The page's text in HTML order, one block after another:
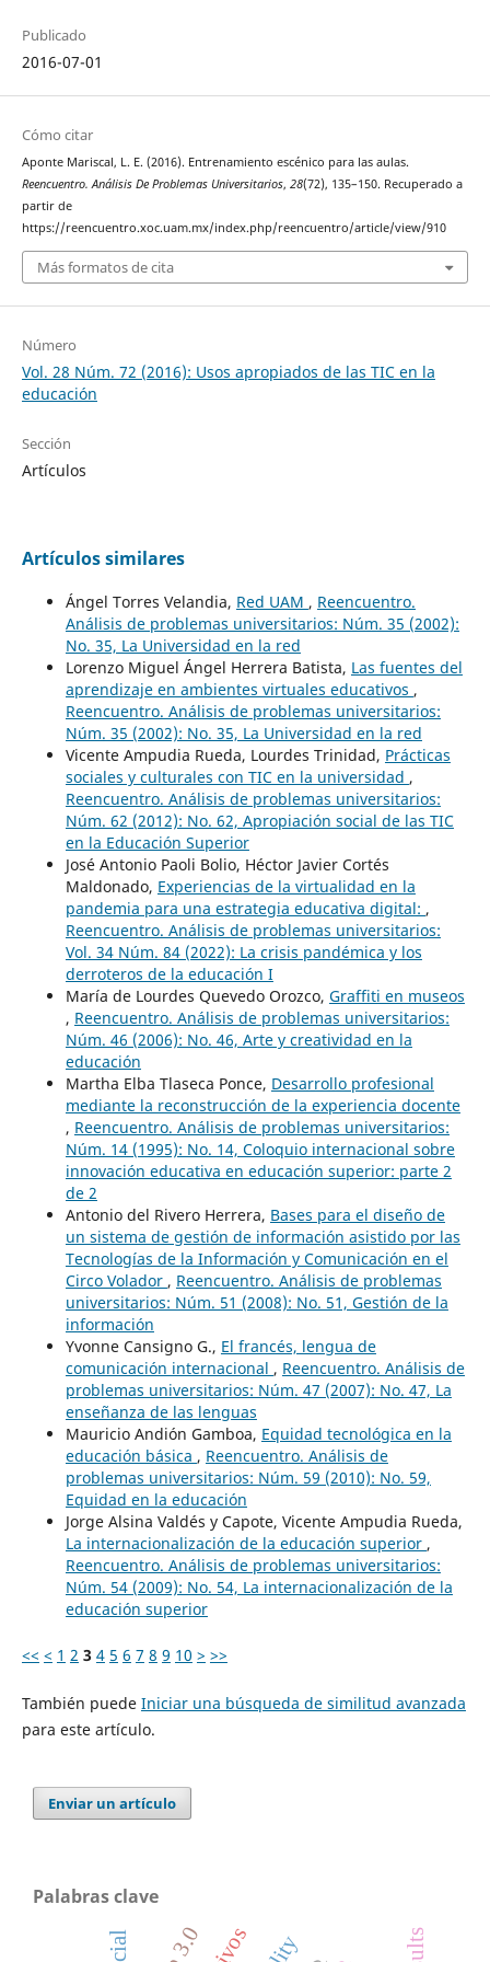
Publicado
2016-07-01
Cómo citar
Aponte Mariscal, L. E. (2016). Entrenamiento escénico para las aulas.
Reencuentro. Análisis De Problemas Universitarios, 28(72), 135–150. Recuperado a
partir de
https://reencuentro.xoc.uam.mx/index.php/reencuentro/article/view/910
Más formatos de cita
Número
Vol. 28 Núm. 72 (2016): Usos apropiados de las TIC en la
educación
Sección
Artículos
Artículos similares
Ángel Torres Velandia, Red UAM , Reencuentro.
Análisis de problemas universitarios: Núm. 35 (2002):
No. 35, La Universidad en la red
Lorenzo Miguel Ángel Herrera Batista, Las fuentes del
aprendizaje en ambientes virtuales educativos ,
Reencuentro. Análisis de problemas universitarios:
Núm. 35 (2002): No. 35, La Universidad en la red
Vicente Ampudia Rueda, Lourdes Trinidad, Prácticas
sociales y culturales con TIC en la universidad ,
Reencuentro. Análisis de problemas universitarios:
Núm. 62 (2012): No. 62, Apropiación social de las TIC
en la Educación Superior
José Antonio Paoli Bolio, Héctor Javier Cortés
Maldonado, Experiencias de la virtualidad en la
pandemia para una estrategia educativa digital: ,
Reencuentro. Análisis de problemas universitarios:
Vol. 34 Núm. 84 (2022): La crisis pandémica y los
derroteros de la educación I
María de Lourdes Quevedo Orozco, Graffiti en museos
, Reencuentro. Análisis de problemas universitarios:
Núm. 46 (2006): No. 46, Arte y creatividad en la
educación
Martha Elba Tlaseca Ponce, Desarrollo profesional
mediante la reconstrucción de la experiencia docente
, Reencuentro. Análisis de problemas universitarios:
Núm. 14 (1995): No. 14, Coloquio internacional sobre
innovación educativa en educación superior: parte 2
de 2
Antonio del Rivero Herrera, Bases para el diseño de
un sistema de gestión de información asistido por las
Tecnologías de la Información y Comunicación en el
Circo Volador , Reencuentro. Análisis de problemas
universitarios: Núm. 51 (2008): No. 51, Gestión de la
información
Yvonne Cansigno G., El francés, lengua de
comunicación internacional , Reencuentro. Análisis de
problemas universitarios: Núm. 47 (2007): No. 47, La
enseñanza de las lenguas
Mauricio Andión Gamboa, Equidad tecnológica en la
educación básica , Reencuentro. Análisis de
problemas universitarios: Núm. 59 (2010): No. 59,
Equidad en la educación
Jorge Alsina Valdés y Capote, Vicente Ampudia Rueda,
La internacionalización de la educación superior ,
Reencuentro. Análisis de problemas universitarios:
Núm. 54 (2009): No. 54, La internacionalización de la
educación superior
<< < 1 2 3 4 5 6 7 8 9 10 > >>
También puede Iniciar una búsqueda de similitud avanzada
para este artículo.
Enviar un artículo
Palabras clave